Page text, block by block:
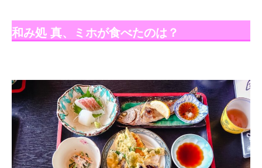
和み処 真、ミホが食べたのは？